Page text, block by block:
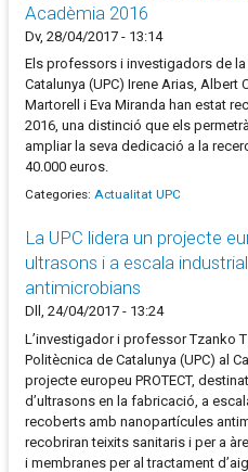
Acadèmia 2016
Dv, 28/04/2017 - 13:14
Els professors i investigadors de
Catalunya (UPC) Irene Arias,
Martorell i Eva Miranda han estat
2016, una distinció que els
ampliar la seva dedicació a la
40.000 euros.
Categories: Actualitat UPC
La UPC lidera un projecte
ultrasons i a escala
antimicrobians
Dll, 24/04/2017 - 13:24
L’investigador i professor Tzanko
Politècnica de Catalunya (UPC) al
projecte europeu PROTECT,
d’ultrasons en la fabricació, a
recoberts amb nanopartícules
recobriran teixits sanitaris i per a
i membranes per al tractament